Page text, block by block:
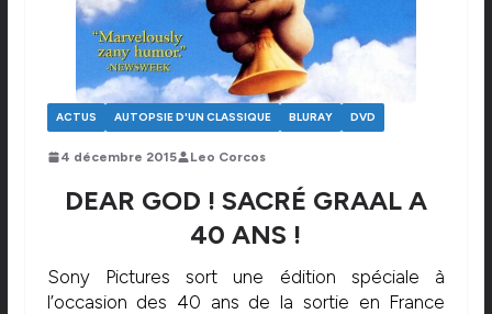
ACTUS AUTOPSIE D'UN CLASSIQUE BLURAY DVD
4 décembre 2015 Leo Corcos
DEAR GOD ! SACRÉ GRAAL A
40 ANS !
Sony Pictures sort une édition spéciale à
l’occasion des 40 ans de la sortie en France